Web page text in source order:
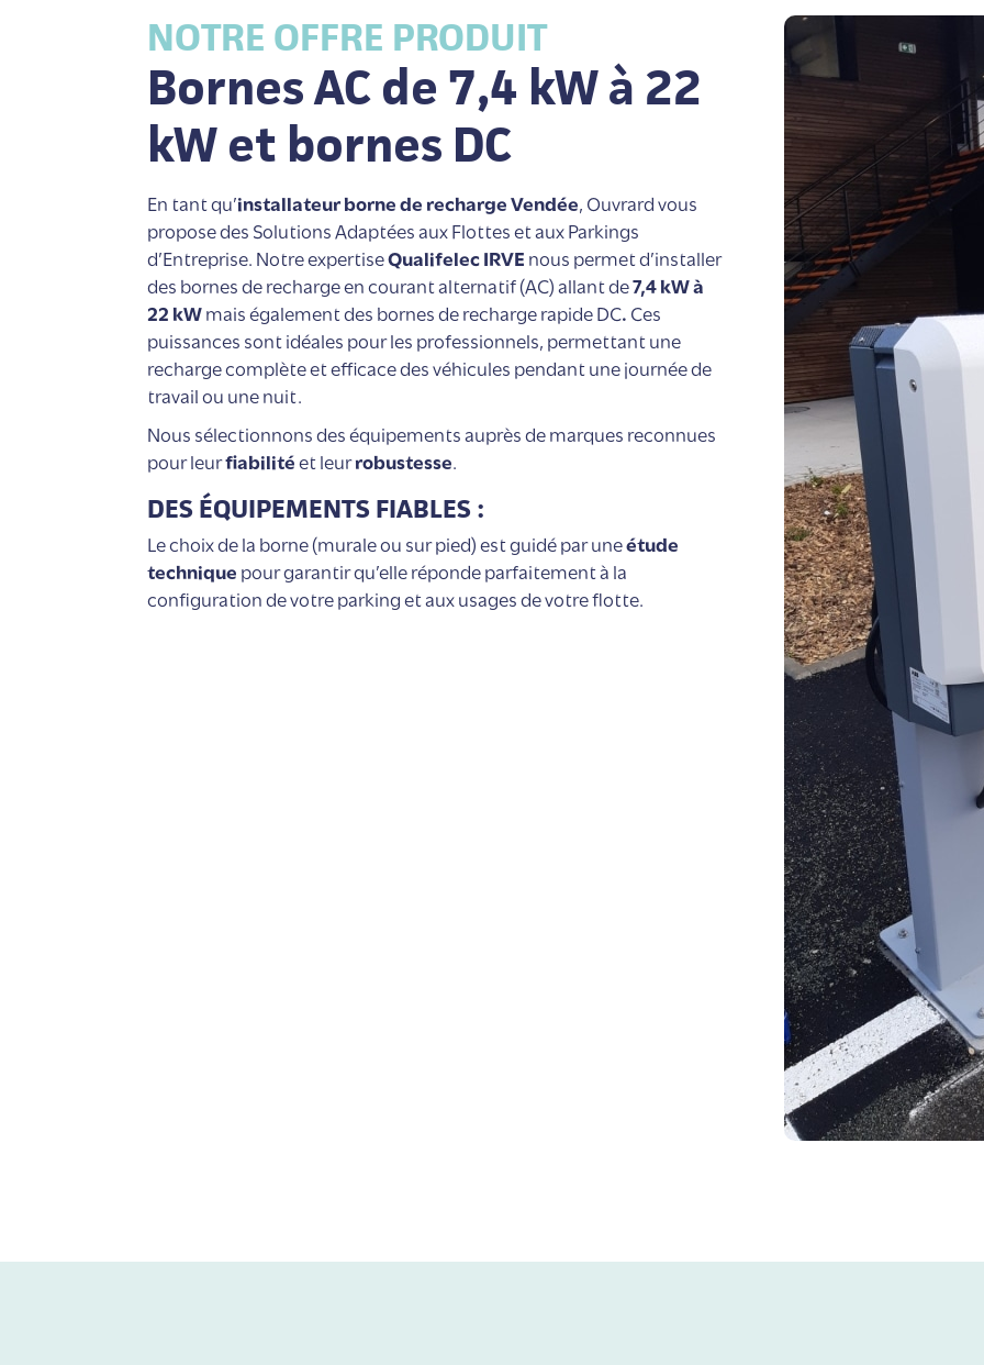
NOTRE OFFRE PRODUIT
Bornes AC de 7,4 kW à 22
kW et bornes DC
En tant qu’installateur borne de recharge Vendée, Ouvrard vous
propose des Solutions Adaptées aux Flottes et aux Parkings
d’Entreprise. Notre expertiseQualifelec IRVE nous permet d’installer
des bornes de recharge en courant alternatif (AC) allant de7,4 kW à
22 kWmais également des bornes de recharge rapide DC. Ces
puissances sont idéales pour les professionnels, permettant une
recharge complète et efficace des véhicules pendant une journée de
travail ou une nuit.
Nous sélectionnons des équipements auprès de marques reconnues
pour leurfiabilitéet leurrobustesse.
DES ÉQUIPEMENTS FIABLES :
Le choix de la borne (murale ou sur pied) est guidé par uneétude
technique pour garantir qu’elle réponde parfaitement à la
configuration de votre parking et aux usages de votre flotte.